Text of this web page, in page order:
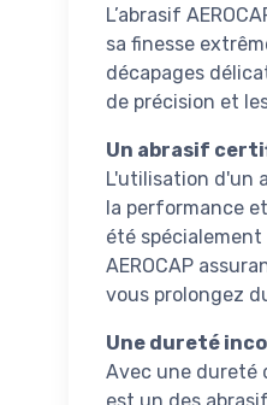
L’abrasif
sa finesse
décapages
de précision et
Un abrasif
L'utilisation d'un
la performance
été
AEROCAP
vous prolongez
Une dureté
Avec une dureté